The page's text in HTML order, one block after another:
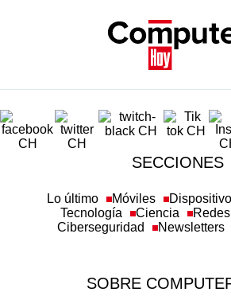
SECCIONES
Lo último Móviles
Tecnología
Ciencia
Ciberseguridad
Newsletters
SOBRE